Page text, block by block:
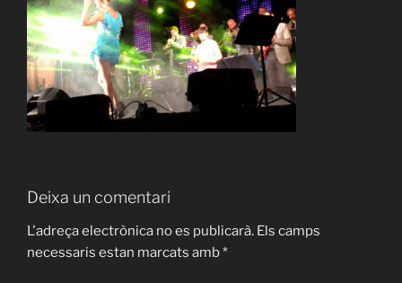
Deixa un comentari
L'adreça electrònica no es publicarà. Els camps
necessaris estan marcats amb*